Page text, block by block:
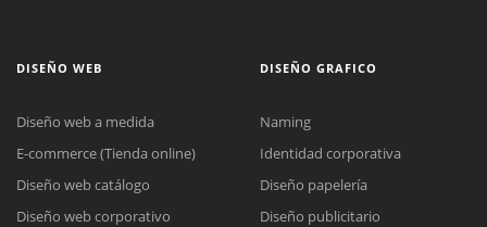
DISEÑO WEB
Diseño web a medida
E-commerce (Tienda online)
Diseño web catálogo
Diseño web corporativo
DISEÑO GRAFICO
Naming
Identidad corporativa
Diseño papelería
Diseño publicitario